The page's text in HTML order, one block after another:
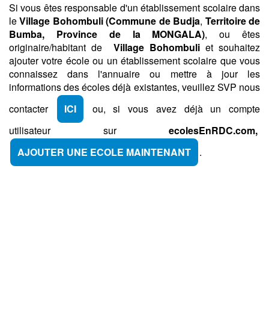
Si vous êtes responsable d'un établissement scolaire dans
leVillage Bohombuli (Commune de Budja, Territoire de
Bumba,
Province de la MONGALA), ou êtes
originaire/habitant de Village Bohombuliet souhaitez
ajouter votre école ou un établissement scolaire que vous
connaissez dans l'annuaire ou mettre à jour les
informations des écoles déjà existantes, veuillez SVP nous
contacter
ICI
ou, si vous avez déjà un compte
utilisateur sur ecolesEnRDC.com,
AJOUTER UNE ECOLE MAINTENANT
.